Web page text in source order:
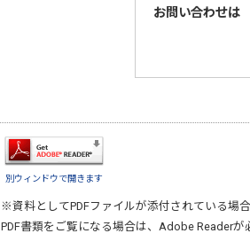
お問い合わせは
別ウィンドウで開きます
※資料としてPDFファイルが添付されている場合
PDF書類をご覧になる場合は、 Adobe Readerが